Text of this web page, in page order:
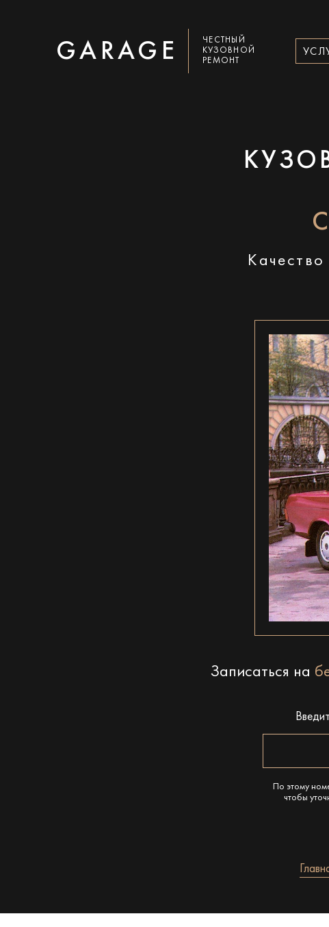
GARAGE
ЧЕСТНЫЙ
КУЗОВНОЙ
РЕМОНТ
Записаться на
По этому
чтобы